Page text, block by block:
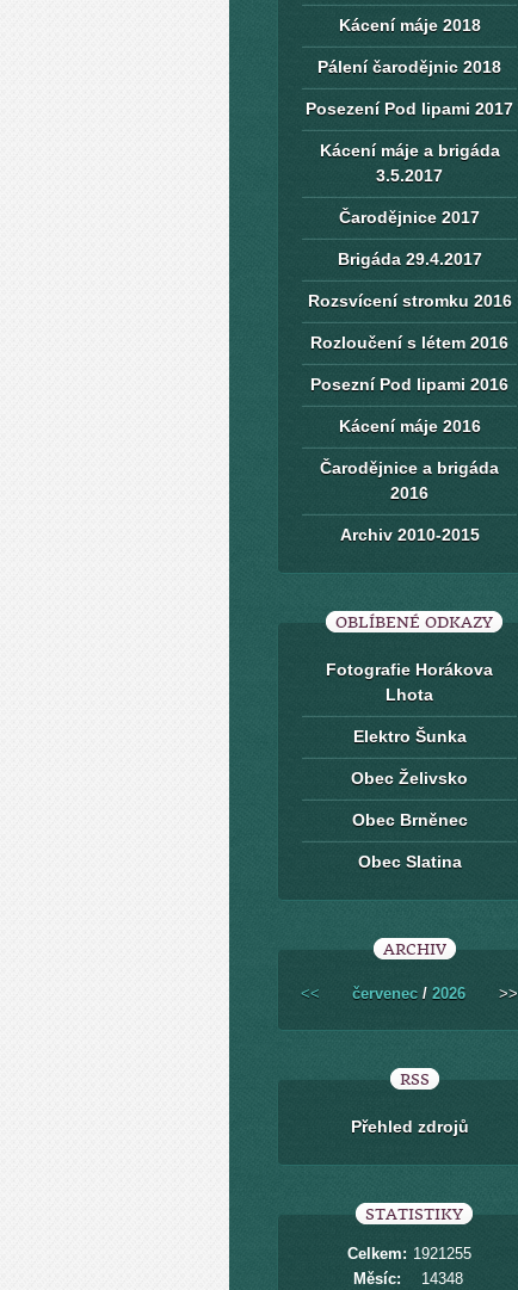
Kácení máje 2018
Pálení čarodějnic 2018
Posezení Pod lipami 2017
Kácení máje a brigáda
3.5.2017
Čarodějnice 2017
Brigáda 29.4.2017
Rozsvícení stromku 2016
Rozloučení s létem 2016
Posezní Pod lipami 2016
Kácení máje 2016
Čarodějnice a brigáda
2016
Archiv 2010-2015
OBLÍBENÉ ODKAZY
Fotografie Horákova
Lhota
Elektro Šunka
Obec Želivsko
Obec Brněnec
Obec Slatina
ARCHIV
<< červenec / 2026 >>
RSS
Přehled zdrojů
STATISTIKY
Celkem: 1921255
Měsíc:
14348